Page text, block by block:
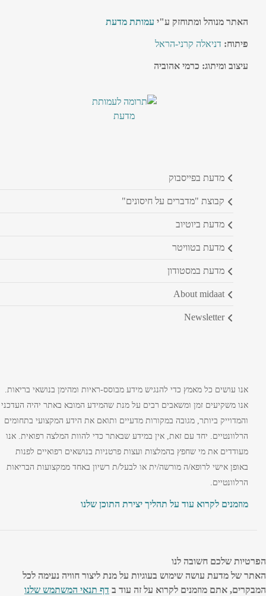
האתר מנוהל ומתוחזק ע"י עמותת מדעת
פיתוח: דניאלה קרני-הראל
עיצוב ומיתוג: כרמי אהוביה
מדעת בפייסבוק
קבוצת "מדברים על חיסונים"
מדעת ביוטיוב
מדעת בטוויטר
מדעת במסטודון
about midaat
newsletter
אנו עושים כל מאמץ כדי להנגיש מידע מבוסס-ראיות ומהימן בנושאי בריאות.
אנו משקיעים זמן ומשאבים רבים על מנת שהמידע המובא באתר יהיה העדכני
והמדוייק ביותר, מגובה במקורות מדעיים ותואם את הידע המקצועי בתחומים
הרלוונטיים. יחד עם זאת, אין במידע שבאתר כדי להוות המלצה רפואית. אנו
מעודדים את מי שחפץ בהמלצות ועצות פרטניות בנושאים רפואיים לפנות
באופן אישי לרופא/ה מורשה/ית או לבעל/ת רשיון באחד ממקצועות הבריאות
הרלוונטיים.
מוזמנים לקרוא עוד על תהליך יצירת התוכן שלנו
הפרטיות שלכם חשובה לנו
האתר של מדעת עושה שימוש בעוגיות על מנת ליצור חוויה נעימה לכל
המבקרים, אתם מוזמנים לקרוא על זה עוד ב דף תנאי המשתמש שלנו